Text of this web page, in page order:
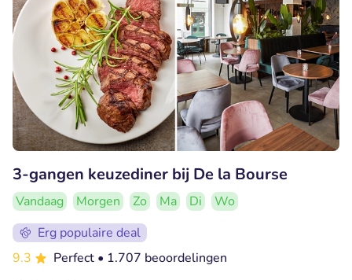
3-gangen keuzediner bij De la Bourse
Vandaag Morgen Zo Ma Di
Wo
Erg populaire deal
9.3
Perfect • 1.707 beoordelingen